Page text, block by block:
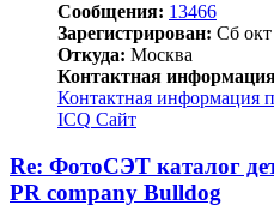
Сообщения: 13466
Зарегистрирован: Сб
Откуда: Москва
Контактная
Контактная информация
ICQ Сайт
Re: ФотоСЭТ каталог
PR company Bulldog